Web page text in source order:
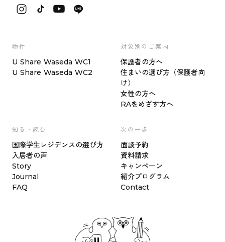
物件
U Share Waseda WC1
U Share Waseda WC2
対象別のご案内
保護者の方へ
住まいの選び方（保護者向
け）
女性の方へ
RAをめざす方へ
知る・読む
国際学生レジデンスの選び方
入居者の声
Story
Journal
FAQ
次の一歩
面談予約
資料請求
キャンペーン
紹介プログラム
Contact